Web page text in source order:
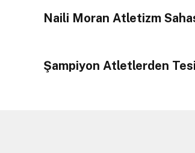
Naili Moran Atletizm
Şampiyon Atletlerden